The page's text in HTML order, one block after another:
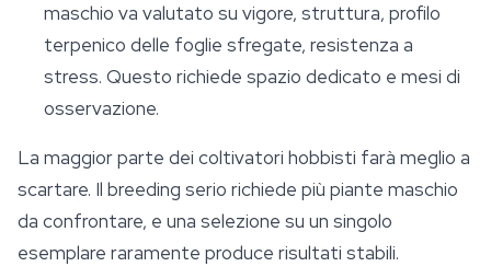
maschio va valutato su vigore, struttura, profilo
terpenico delle foglie sfregate, resistenza a
stress. Questo richiede spazio dedicato e mesi di
osservazione.
La maggior parte dei coltivatori hobbisti farà meglio a
scartare. Il breeding serio richiede più piante maschio
da confrontare, e una selezione su un singolo
esemplare raramente produce risultati stabili.